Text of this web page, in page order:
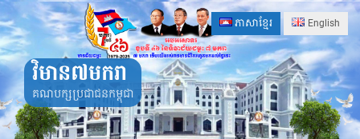
Skip
to
content
ភាសាខ្មែរ English
វិមាន៧មករា
គណបក្សប្រជាជនកម្ពុជា